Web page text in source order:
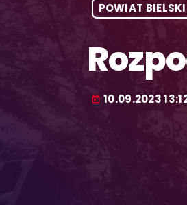
POWIAT BIELSKI
today 10.09.2023